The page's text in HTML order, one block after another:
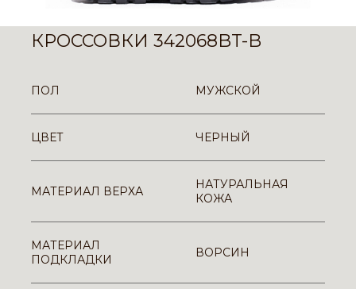
КРОССОВКИ 342068BT-B
ПОЛ МУЖСКОЙ
ЦВЕТ ЧЕРНЫЙ
МАТЕРИАЛ ВЕРХА
НАТУРАЛЬНАЯ
КОЖА
МАТЕРИАЛ
ПОДКЛАДКИ
ВОРСИН